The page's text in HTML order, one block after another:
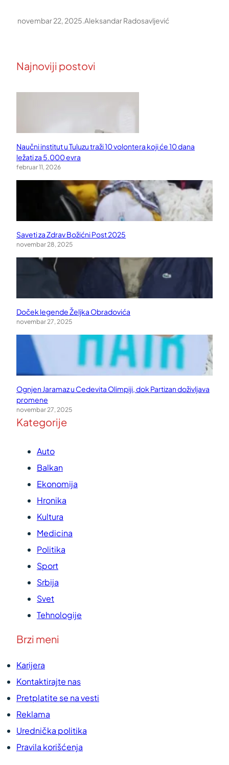
novembar 22, 2025.Aleksandar Radosavljević
Najnoviji postovi
Naučni institut u Tuluzu traži 10 volontera koji će 10 dana
ležati za 5.000 evra
februar 11, 2026
Saveti za Zdrav Božićni Post 2025
novembar 28, 2025
Doček legende Željka Obradovića
novembar 27, 2025
Ognjen Jaramaz u Cedevita Olimpiji, dok Partizan doživljava
promene
novembar 27, 2025
Kategorije
Auto
Balkan
Ekonomija
Hronika
Kultura
Medicina
Politika
Sport
Srbija
Svet
Tehnologije
Brzi meni
Karijera
Kontaktirajte nas
Pretplatite se na vesti
Reklama
Urednička politika
Pravila korišćenja